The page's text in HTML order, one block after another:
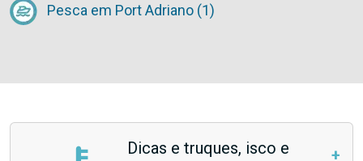
Pesca em Port Adriano (1)
Dicas e truques, isco e